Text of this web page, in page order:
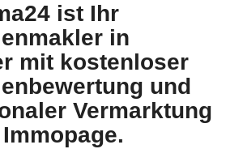
ist Ihr
in
mit kostenloser
und
Vermarktung